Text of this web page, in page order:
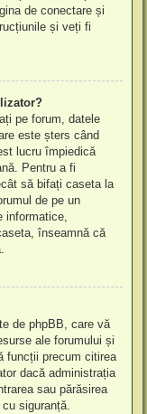
de conectare și
și veți fi
pe forum, datele
este șters când
lucru împiedică
Pentru a fi
să bifați caseta la
de pe un
informatice,
înseamnă că
de phpBB, care vă
ale forumului și
funcții precum citirea
dacă administrația
sau părăsirea
siguranță.